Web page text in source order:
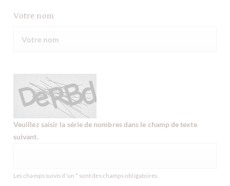
Votre nom
Veuillez saisir la série de nombres dans le champ de texte
suivant.
Les champs suivis d'un * sont des champs obligatoires.